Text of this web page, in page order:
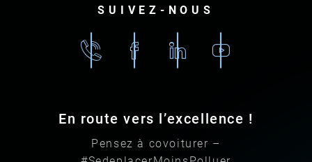
SUIVEZ-NOUS
02
87
FacebookLinkedinYoutube
En route vers l’excellence !
Pensez à covoiturer –